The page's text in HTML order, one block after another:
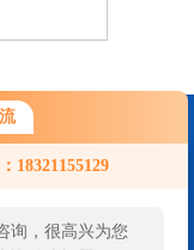
18321155129
询，很高兴为您
询什么问题呢？
久了，是否找到